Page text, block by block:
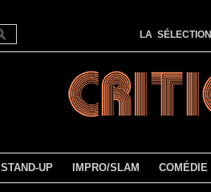
LA SÉLECTION
STAND-UP IMPRO/SLAM COMÉDIE